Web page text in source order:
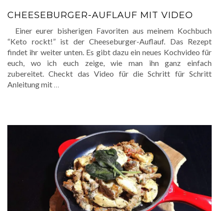
CHEESEBURGER-AUFLAUF MIT VIDEO
Einer eurer bisherigen Favoriten aus meinem Kochbuch
“Keto rockt!” ist der Cheeseburger-Auflauf. Das Rezept
findet ihr weiter unten. Es gibt dazu ein neues Kochvideo für
euch, wo ich euch zeige, wie man ihn ganz einfach
zubereitet. Checkt das Video für die Schritt für Schritt
Anleitung mit …